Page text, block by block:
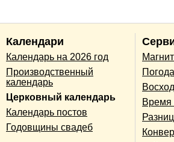
Календари
Календарь на 2026 год
Производственный
календарь
Церковный календарь
Календарь постов
Годовщины свадеб
Погода
Время